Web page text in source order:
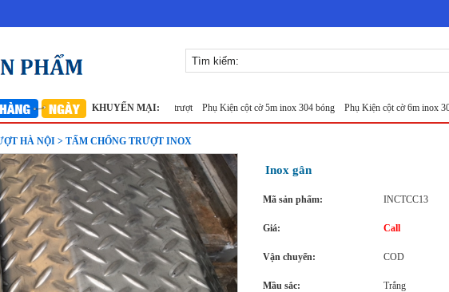
KHUYẾN MẠI:
Long khổ 1m Sàn inox chống trượt Phụ Kiện cột cờ 5m inox 304 bóng Phụ Kiện cột cờ 6m inox 304 bóng
HÀ NỘI > TẤM CHỐNG TRƯỢT INOX
Inox gân
Mã sản phẩm: INCTCC13
Giá: Call
Vận chuyển: COD
Mầu sắc: Trắng